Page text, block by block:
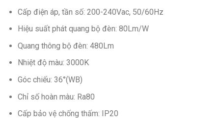
Cấp điện áp, tần số: 200-240Vac, 50/60Hz
Hiệu suất phát quang bộ đèn: 80Lm/W
Quang thông bộ đèn: 480Lm
Nhiệt độ màu: 3000K
Góc chiếu: 36°(WB)
Chỉ số hoàn màu: Ra80
Cấp bảo vệ chống thấm: IP20